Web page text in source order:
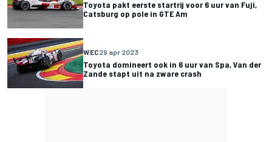
Toyota pakt eerste startrij voor 6 uur van Fuji,
Catsburg op pole in GTE Am
WEC29 apr 2023
Toyota domineert ook in 6 uur van Spa, Van der
Zande stapt uit na zware crash